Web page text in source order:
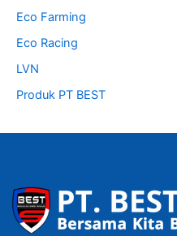
Eco Farming
Eco Racing
LVN
Produk PT BEST